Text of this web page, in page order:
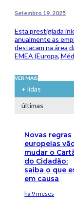
Setembro 19, 2025
Esta prestigiada
anualmente as
destacam na área
EMEA (Europa,
VER MAIS
+ lidas
últimas
Novas regras
europeias
mudar o
do Cidadão:
saiba o que
em causa
há 9 meses